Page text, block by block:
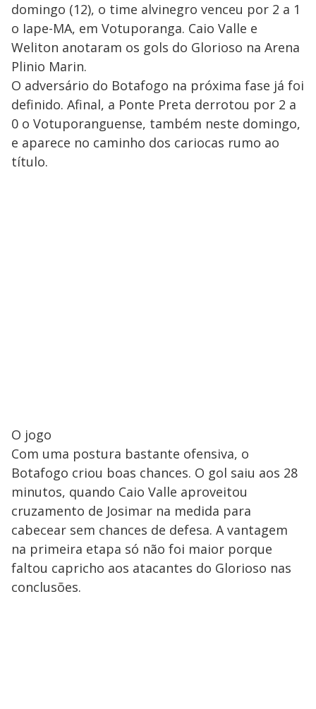
domingo (12), o time alvinegro venceu por 2 a 1
o Iape-MA, em Votuporanga. Caio Valle e
Weliton anotaram os gols do Glorioso na Arena
Plinio Marin.
O adversário do Botafogo na próxima fase já foi
definido. Afinal, a Ponte Preta derrotou por 2 a
0 o Votuporanguense, também neste domingo,
e aparece no caminho dos cariocas rumo ao
título.
O jogo
Com uma postura bastante ofensiva, o
Botafogo criou boas chances. O gol saiu aos 28
minutos, quando Caio Valle aproveitou
cruzamento de Josimar na medida para
cabecear sem chances de defesa. A vantagem
na primeira etapa só não foi maior porque
faltou capricho aos atacantes do Glorioso nas
conclusões.